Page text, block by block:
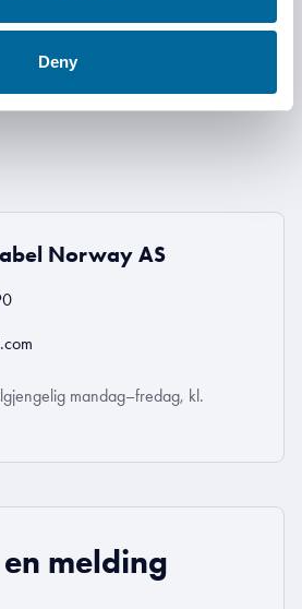
Deny
Norway AS
mandag–fredag, kl.
melding